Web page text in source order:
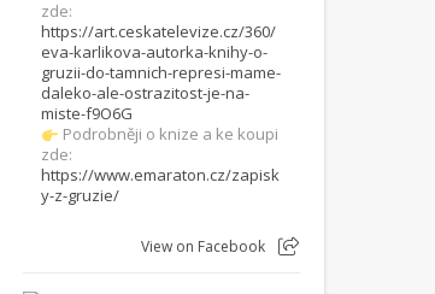
zde:
https://art.ceskatelevize.cz/360/
eva-karlikova-autorka-knihy-o-
gruzii-do-tamnich-represi-mame-
daleko-ale-ostrazitost-je-na-
miste-f9O6G
Podrobněji o knize a ke koupi
zde:
https://www.emaraton.cz/zapisk
y-z-gruzie/
View on Facebook